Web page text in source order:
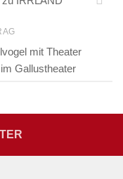
mit Theater
Gallustheater